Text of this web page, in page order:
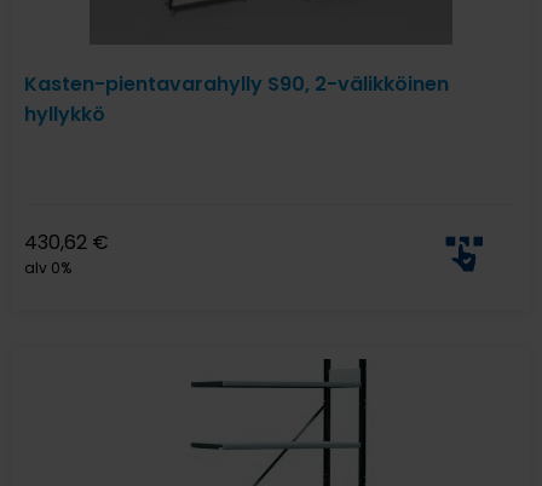
Kasten-pientavarahylly S90, 2-välikköinen
hyllykkö
430,62 €
alv 0%